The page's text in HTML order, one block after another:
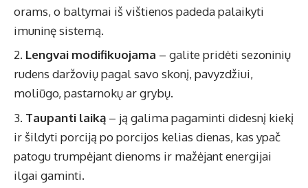
orams, o baltymai iš vištienos padeda palaikyti
imuninę sistemą.
Lengvai modifikuojama – galite pridėti sezoninių
rudens daržovių pagal savo skonį, pavyzdžiui,
moliūgo, pastarnokų ar grybų.
Taupanti laiką – ją galima pagaminti didesnį kiekį
ir šildyti porciją po porcijos kelias dienas, kas ypač
patogu trumpėjant dienoms ir mažėjant energijai
ilgai gaminti.